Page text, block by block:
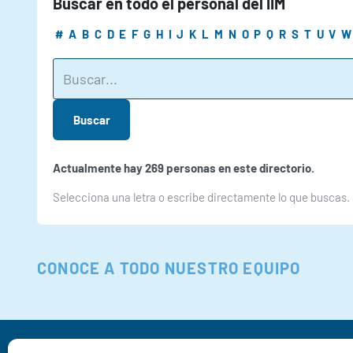
# A B C D E F G H I J K L M N O P Q R S T U V W
Buscar
Actualmente hay 269 personas en este directorio.
Selecciona una letra o escribe directamente lo que buscas.
CONOCE A TODO NUESTRO EQUIPO